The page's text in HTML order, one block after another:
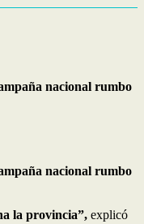
nacional rumbo
nacional rumbo
la provincia”, explicó